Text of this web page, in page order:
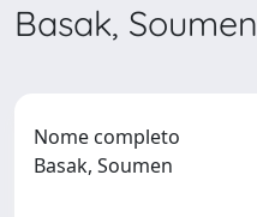
Basak, Soumen
Nome completo
Basak, Soumen